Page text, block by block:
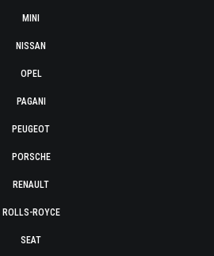
MINI
NISSAN
OPEL
PAGANI
PEUGEOT
PORSCHE
RENAULT
ROLLS-ROYCE
SEAT